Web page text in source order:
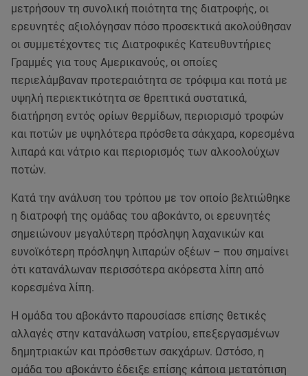
μετρήσουν τη συνολική ποιότητα της διατροφής, οι
ερευνητές αξιολόγησαν πόσο προσεκτικά ακολούθησαν
οι συμμετέχοντες τις Διατροφικές Κατευθυντήριες
Γραμμές για τους Αμερικανούς, οι οποίες
περιελάμβαναν προτεραιότητα σε τρόφιμα και ποτά με
υψηλή περιεκτικότητα σε θρεπτικά συστατικά,
διατήρηση εντός ορίων θερμίδων, περιορισμό τροφών
και ποτών με υψηλότερα πρόσθετα σάκχαρα, κορεσμένα
λιπαρά και νάτριο και περιορισμός των αλκοολούχων
ποτών.
Κατά την ανάλυση του τρόπου με τον οποίο βελτιώθηκε
η διατροφή της ομάδας του αβοκάντο, οι ερευνητές
σημειώνουν μεγαλύτερη πρόσληψη λαχανικών και
ευνοϊκότερη πρόσληψη λιπαρών οξέων – που σημαίνει
ότι κατανάλωναν περισσότερα ακόρεστα λίπη από
κορεσμένα λίπη.
Η ομάδα του αβοκάντο παρουσίασε επίσης θετικές
αλλαγές στην κατανάλωση νατρίου, επεξεργασμένων
δημητριακών και πρόσθετων σακχάρων. Ωστόσο, η
ομάδα του αβοκάντο έδειξε επίσης κάποια μετατόπιση